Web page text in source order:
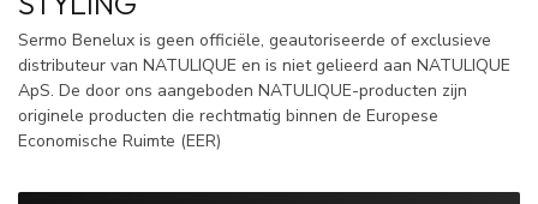
Sermo Benelux is geen officiële, geautoriseerde of exclusieve
distributeur van NATULIQUE en is niet gelieerd aan NATULIQUE
ApS. De door ons aangeboden NATULIQUE-producten zijn
originele producten die rechtmatig binnen de Europese
Economische Ruimte (EER)